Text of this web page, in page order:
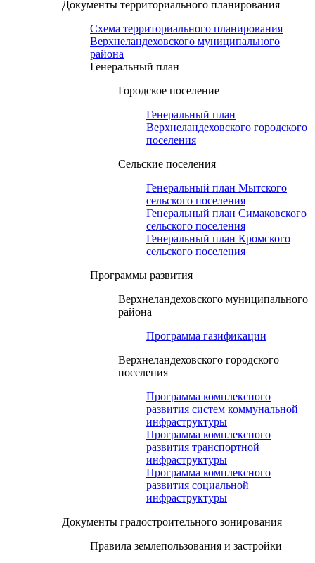
Документы территориального планирования
Схема территориального планирования
Верхнеландеховского муниципального
района
Генеральный план
Городское поселение
Генеральный план
Верхнеландеховского городского
поселения
Сельские поселения
Генеральный план Мытского
сельского поселения
Генеральный план Симаковского
сельского поселения
Генеральный план Кромского
сельского поселения
Программы развития
Верхнеландеховского муниципального
района
Программа газификации
Верхнеландеховского городского
поселения
Программа комплексного
развития систем коммунальной
инфраструктуры
Программа комплексного
развития транспортной
инфраструктуры
Программа комплексного
развития социальной
инфраструктуры
Документы градостроительного зонирования
Правила землепользования и застройки